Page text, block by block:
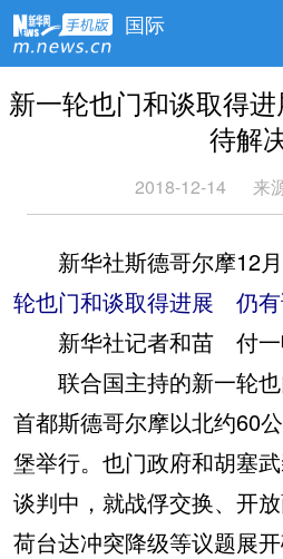
国际
新一轮也门和谈取得
待解
2018-12-14 来
新华社斯德哥尔摩12
轮也门和谈取得进展 仍
新华社记者和苗 付一
联合国主持的新一轮也
首都斯德哥尔摩以北约60
堡举行。也门政府和胡塞
谈判中，就战俘交换、开
荷台达冲突降级等议题展